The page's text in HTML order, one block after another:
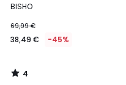
BISHO
€
Invece
69,99
€
69,99 €
38,49 € -45%
5
4
/